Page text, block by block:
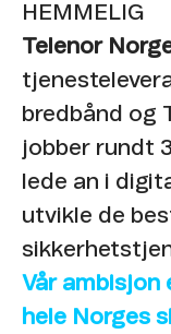
HEMMELIG
Telenor
bredbånd og
jobber rundt
lede an i
utvikle de
Vår ambisjon
hele Norges